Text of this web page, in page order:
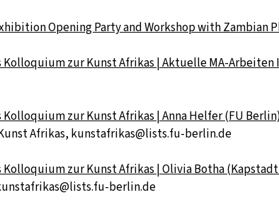
Opening Party and Workshop with Zambian
zur Kunst Afrikas | Aktuelle MA-Arbeiten I
zur Kunst Afrikas | Anna Helfer (FU
Afrikas, kunstafrikas@lists.fu-berlin.de
zur Kunst Afrikas | Olivia Botha
berlin.de